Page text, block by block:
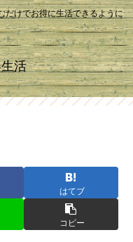
だけでお得に生活できるように
活
はてブ
コピー